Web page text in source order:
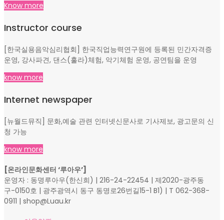
Know more
Instructor course
[한국실용음악심리협회] 한국직업능력연구원에 등록된 민간자격증
운영, 강사파견, 댄스(훌라)체험, 악기체험 운영, 공연팀을 운영
know more
Internet newspaper
[뉴월드뮤직] 문화,예술 관련 인터넷신문사로 기사제보, 광고문의 신
청 가능
know more
[온라인문화센터 ‘루아우’]
운영자 : 동명루아우(한신희) | 216-24-22454 | 제2020-광주동
구-0150호 | 광주광역시 동구 동명로26번길15-1 B1) | T 062-368-
0911 | shop@Luau.kr